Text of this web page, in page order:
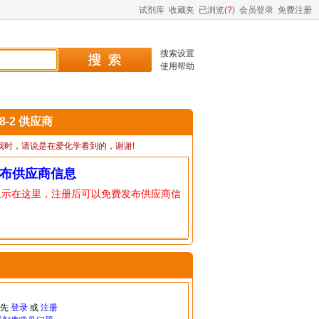
试剂库 收藏夹 已浏览(?) 会员登录 免费注册
搜索设置
使用帮助
2 供应商
时，请说是在爱化学看到的，谢谢!
供应商信息
在这里，注册后可以免费发布供应商信
登录或 注册